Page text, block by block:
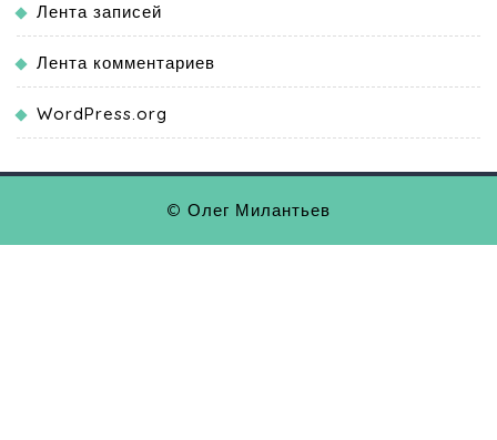
Лента записей
Лента комментариев
WordPress.org
© Олег Милантьев